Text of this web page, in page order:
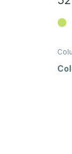
⬤